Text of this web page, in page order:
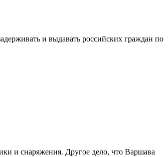
и выдавать российских граждан по
и снаряжения. Другое дело, что Варшава